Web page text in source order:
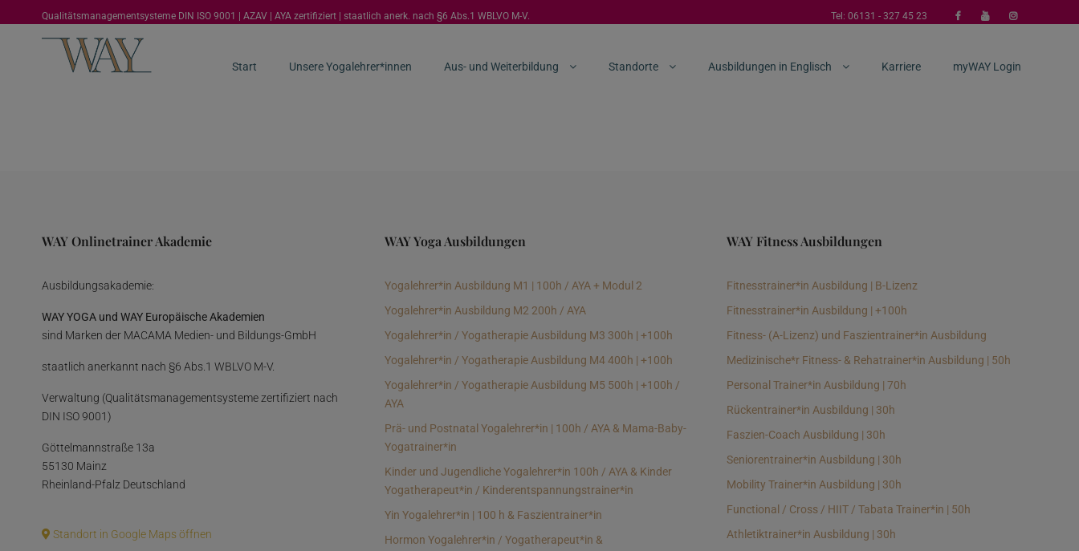
Qualitätsmanagementsysteme DIN ISO 9001 | AZAV | AYA zertifiziert | staatlich anerk. nach §6 Abs.1 WBLVO M-V. Tel: 06131 - 327 45 23
Start Unsere Yogalehrer*innen Aus- und Weiterbildung Standorte Ausbildungen in Englisch Karriere myWAY Login
WAY Onlinetrainer Akademie
Ausbildungsakademie:
WAY YOGA und WAY Europäische Akademien
sind Marken der MACAMA Medien- und Bildungs-GmbH
staatlich anerkannt nach §6 Abs.1 WBLVO M-V.
Verwaltung (Qualitätsmanagementsysteme zertifiziert nach
DIN ISO 9001)
Göttelmannstraße 13a
55130 Mainz
Rheinland-Pfalz Deutschland
Standort in Google Maps öffnen
WAY Yoga Ausbildungen
Yogalehrer*in Ausbildung M1 | 100h / AYA + Modul 2
Yogalehrer*in Ausbildung M2 200h / AYA
Yogalehrer*in / Yogatherapie Ausbildung M3 300h | +100h
Yogalehrer*in / Yogatherapie Ausbildung M4 400h | +100h
Yogalehrer*in / Yogatherapie Ausbildung M5 500h | +100h /
AYA
Prä- und Postnatal Yogalehrer*in | 100h / AYA & Mama-Baby-
Yogatrainer*in
Kinder und Jugendliche Yogalehrer*in 100h / AYA & Kinder
Yogatherapeut*in / Kinderentspannungstrainer*in
Yin Yogalehrer*in | 100 h & Faszientrainer*in
Hormon Yogalehrer*in / Yogatherapeut*in &
WAY Fitness Ausbildungen
Fitnesstrainer*in Ausbildung | B-Lizenz
Fitnesstrainer*in Ausbildung | +100h
Fitness- (A-Lizenz) und Faszientrainer*in Ausbildung
Medizinische*r Fitness- & Rehatrainer*in Ausbildung | 50h
Personal Trainer*in Ausbildung | 70h
Rückentrainer*in Ausbildung | 30h
Faszien-Coach Ausbildung | 30h
Seniorentrainer*in Ausbildung | 30h
Mobility Trainer*in Ausbildung | 30h
Functional / Cross / HIIT / Tabata Trainer*in | 50h
Athletiktrainer*in Ausbildung | 30h